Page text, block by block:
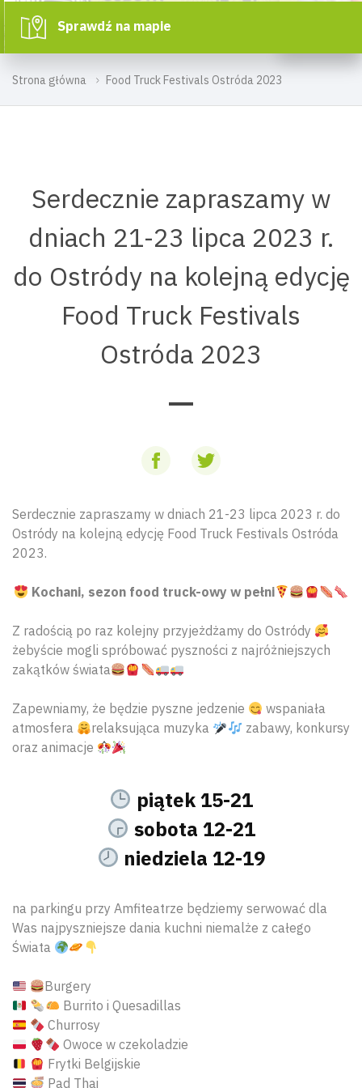
Strona główna Food Truck Festivals Ostróda 2023
Sprawdź na mapie
Serdecznie zapraszamy w
dniach 21-23 lipca 2023 r.
do Ostródy na kolejną edycję
Food Truck Festivals
Ostróda 2023
Serdecznie zapraszamy w dniach 21-23 lipca 2023 r. do
Ostródy na kolejną edycję Food Truck Festivals Ostróda
2023.
Kochani, sezon food truck-owy w pełni
Z radością po raz kolejny przyjeżdżamy do Ostródy
żebyście mogli spróbować pyszności z najróżniejszych
zakątków świata
Zapewniamy, że będzie pyszne jedzenie
wspaniała
atmosfera
relaksująca muzyka
zabawy, konkursy
oraz animacje
piątek 15-21
sobota 12-21
niedziela 12-19
na parkingu przy Amfiteatrze będziemy serwować dla
Was najpyszniejsze dania kuchni niemalże z całego
Świata
Burgery
Burrito i Quesadillas
Churrosy
Owoce w czekoladzie
Frytki Belgijskie
Pad Thai